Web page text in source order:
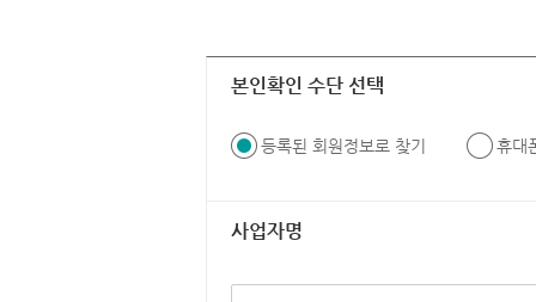
본인확인 수단 선택
등록된 회원정보로 찾기 휴대
사업자명